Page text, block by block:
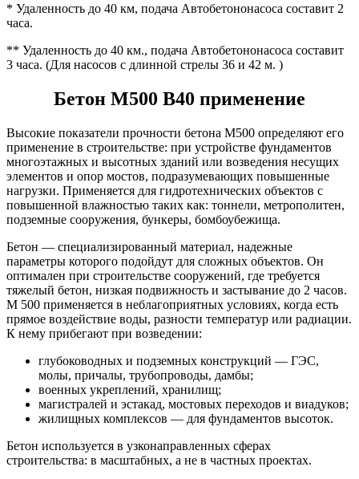
* Удаленность до 40 км, подача Автобетононасоса составит 2
часа.
** Удаленность до 40 км., подача Автобетононасоса составит
3 часа. (Для насосов с длинной стрелы 36 и 42 м. )
Бетон М500 В40 применение
Высокие показатели прочности бетона М500 определяют его
применение в строительстве: при устройстве фундаментов
многоэтажных и высотных зданий или возведения несущих
элементов и опор мостов, подразумевающих повышенные
нагрузки. Применяется для гидротехнических объектов с
повышенной влажностью таких как: тоннели, метрополитен,
подземные сооружения, бункеры, бомбоубежища.
Бетон — специализированный материал, надежные
параметры которого подойдут для сложных объектов. Он
оптимален при строительстве сооружений, где требуется
тяжелый бетон, низкая подвижность и застывание до 2 часов.
М 500 применяется в неблагоприятных условиях, когда есть
прямое воздействие воды, разности температур или радиации.
К нему прибегают при возведении:
глубоководных и подземных конструкций — ГЭС,
молы, причалы, трубопроводы, дамбы;
военных укреплений, хранилищ;
магистралей и эстакад, мостовых переходов и виадуков;
жилищных комплексов — для фундаментов высоток.
Бетон используется в узконаправленных сферах
строительства: в масштабных, а не в частных проектах.